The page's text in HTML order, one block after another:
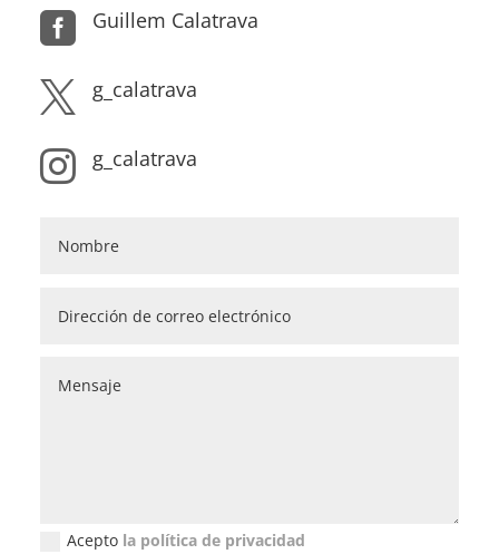
 Guillem Calatrava
 g_calatrava
 g_calatrava
Acepto la política de privacidad